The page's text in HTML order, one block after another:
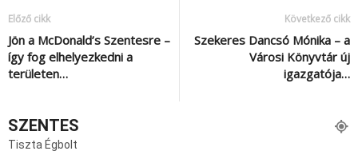
Előző cikk
Jön a McDonald’s Szentesre –
így fog elhelyezkedni a
területen…
Következő cikk
Szekeres Dancsó Mónika – a
Városi Könyvtár új
igazgatója…
SZENTES
Tiszta Égbolt